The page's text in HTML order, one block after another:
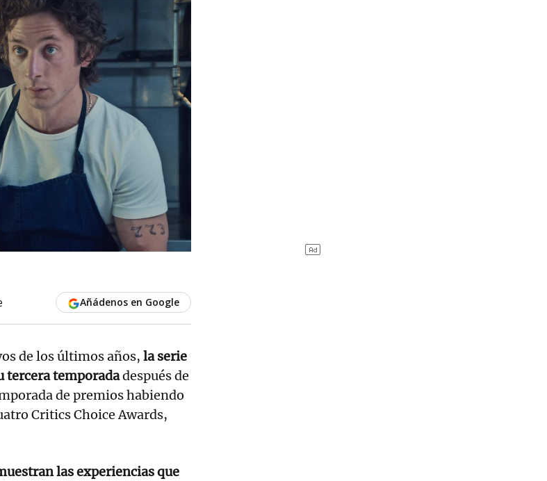
Añádenos en Google
de los últimos años, la serie
tercera temporadadespués de
de premios habiendo
Critics Choice Awards,
las experiencias que